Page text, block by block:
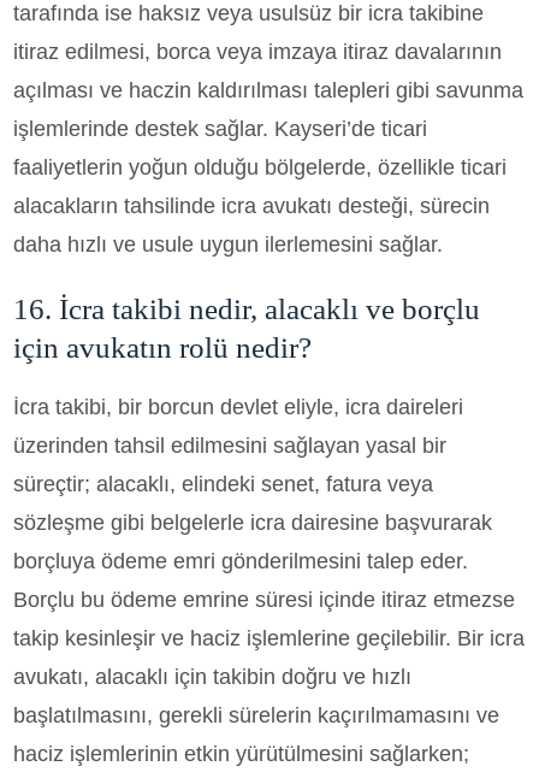
tarafında ise haksız veya usulsüz bir icra takibine
itiraz edilmesi, borca veya imzaya itiraz davalarının
açılması ve haczin kaldırılması talepleri gibi savunma
işlemlerinde destek sağlar. Kayseri’de ticari
faaliyetlerin yoğun olduğu bölgelerde, özellikle ticari
alacakların tahsilinde icra avukatı desteği, sürecin
daha hızlı ve usule uygun ilerlemesini sağlar.
16. İcra takibi nedir, alacaklı ve borçlu
için avukatın rolü nedir?
İcra takibi, bir borcun devlet eliyle, icra daireleri
üzerinden tahsil edilmesini sağlayan yasal bir
süreçtir; alacaklı, elindeki senet, fatura veya
sözleşme gibi belgelerle icra dairesine başvurarak
borçluya ödeme emri gönderilmesini talep eder.
Borçlu bu ödeme emrine süresi içinde itiraz etmezse
takip kesinleşir ve haciz işlemlerine geçilebilir. Bir icra
avukatı, alacaklı için takibin doğru ve hızlı
başlatılmasını, gerekli sürelerin kaçırılmamasını ve
haciz işlemlerinin etkin yürütülmesini sağlarken;